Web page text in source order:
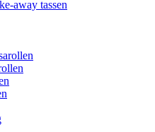
away tassen